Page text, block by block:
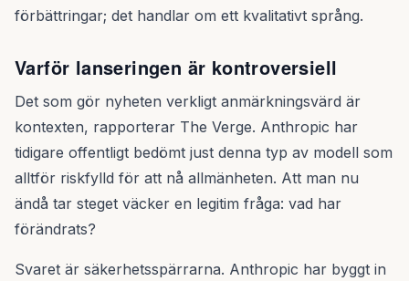
förbättringar; det handlar om ett kvalitativt språng.
Varför lanseringen är kontroversiell
Det som gör nyheten verkligt anmärkningsvärd är
kontexten, rapporterar The Verge. Anthropic har
tidigare offentligt bedömt just denna typ av modell som
alltför riskfylld för att nå allmänheten. Att man nu
ändå tar steget väcker en legitim fråga: vad har
förändrats?
Svaret är säkerhetsspärrarna. Anthropic har byggt in